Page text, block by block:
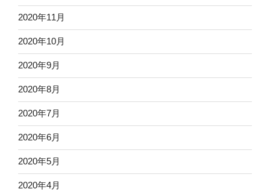
2020年11月
2020年10月
2020年9月
2020年8月
2020年7月
2020年6月
2020年5月
2020年4月